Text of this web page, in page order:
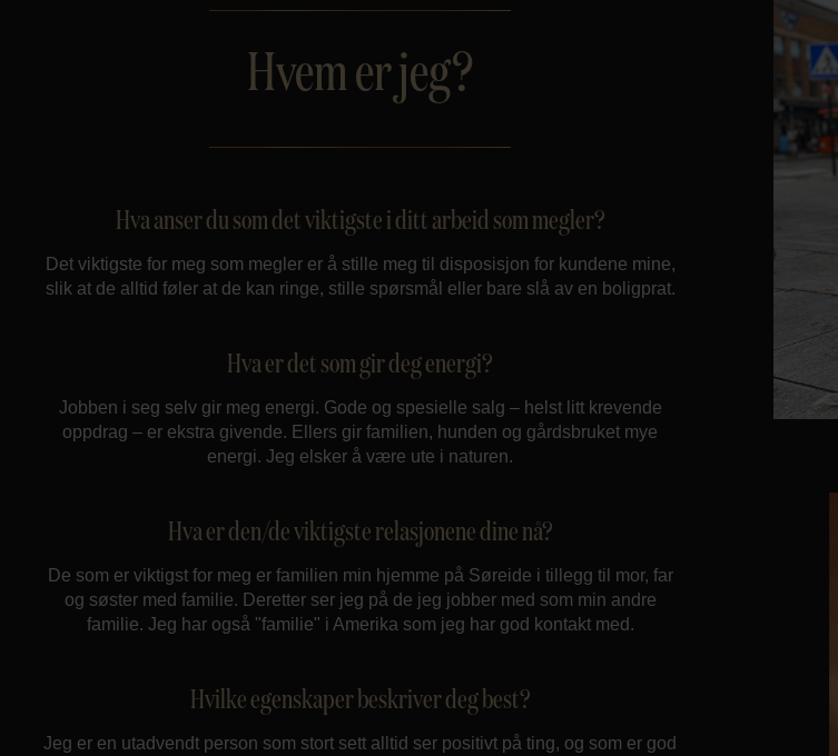
Hvem er jeg?
Hva anser du som det viktigste i ditt arbeid som megler?
Det viktigste for meg som megler er å stille meg til disposisjon for kundene mine,
slik at de alltid føler at de kan ringe, stille spørsmål eller bare slå av en boligprat.
Hva er det som gir deg energi?
Jobben i seg selv gir meg energi. Gode og spesielle salg – helst litt krevende
oppdrag – er ekstra givende. Ellers gir familien, hunden og gårdsbruket mye
energi. Jeg elsker å være ute i naturen.
Hva er den/de viktigste relasjonene dine nå?
De som er viktigst for meg er familien min hjemme på Søreide i tillegg til mor, far
og søster med familie. Deretter ser jeg på de jeg jobber med som min andre
familie. Jeg har også "familie" i Amerika som jeg har god kontakt med.
Hvilke egenskaper beskriver deg best?
Jeg er en utadvendt person som stort sett alltid ser positivt på ting, og som er god